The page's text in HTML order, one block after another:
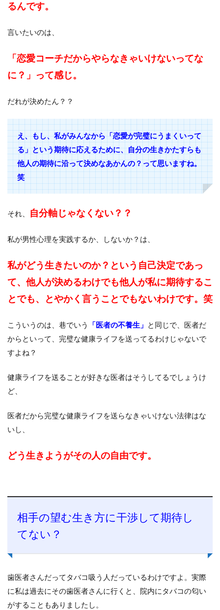
るんです。
言いたいのは、
「恋愛コーチだからやらなきゃいけないってな
に？」って感じ。
だれが決めたん？？
え、もし、私がみんなから「恋愛が完璧にうまくいって
る」という期待に応えるために、自分の生きかたすらも
他人の期待に沿って決めなあかんの？って思いますね。
笑
それ、 自分軸じゃなくない？？
私が男性心理を実践するか、しないか？は、
私がどう生きたいのか？という自己決定であっ
て、他人が決めるわけでも他人が私に期待するこ
とでも、とやかく言うことでもないわけです。笑
こういうのは、巷でいう 「医者の不養生」 と同じで、医者だ
からといって、完璧な健康ライフを送ってるわけじゃないで
すよね？
健康ライフを送ることが好きな医者はそうしてるでしょうけ
ど、
医者だから完璧な健康ライフを送らなきゃいけない法律はな
いし、
どう生きようがその人の自由です。
相手の望む生き方に干渉して期待し
てない？
歯医者さんだってタバコ吸う人だっているわけですよ。実際
に私は過去にその歯医者さんに行くと、院内にタバコの匂い
がすることもありましたし。